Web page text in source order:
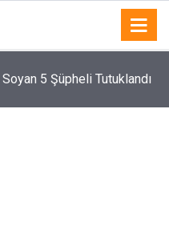
5 Şüpheli Tutuklandı